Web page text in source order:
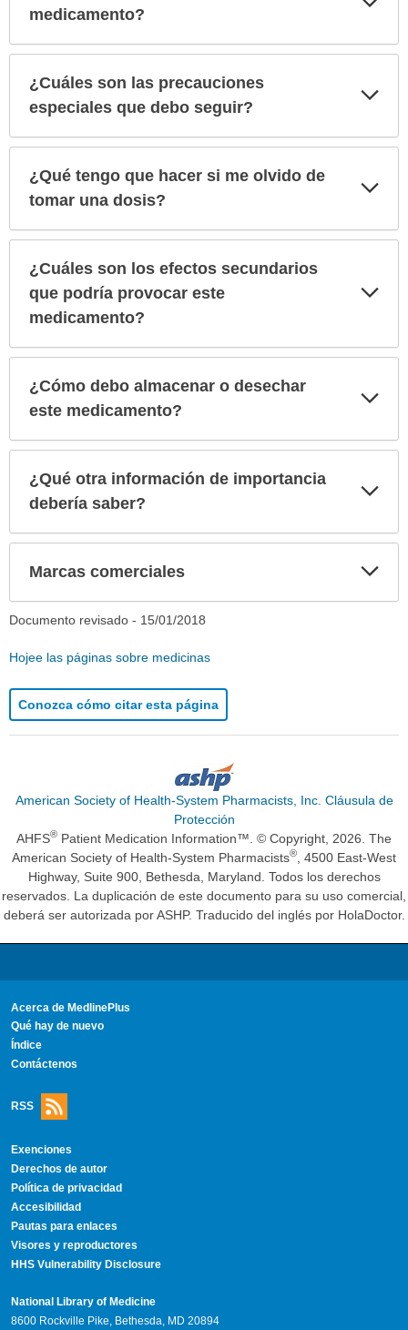
medicamento?
¿Cuáles son las precauciones
especiales que debo seguir?
¿Qué tengo que hacer si me olvido de
tomar una dosis?
¿Cuáles son los efectos secundarios
que podría provocar este
medicamento?
¿Cómo debo almacenar o desechar
este medicamento?
¿Qué otra información de importancia
debería saber?
Marcas comerciales
Documento revisado - 15/01/2018
Hojee las páginas sobre medicinas
Conozca cómo citar esta página
American Society of Health-System Pharmacists, Inc. Cláusula de
Protección
AHFS® Patient Medication Information™. © Copyright, 2026. The
American Society of Health-System Pharmacists®
, 4500 East-West
Highway, Suite 900, Bethesda, Maryland. Todos los derechos
reservados. La duplicación de este documento para su uso comercial,
deberá ser autorizada por ASHP. Traducido del inglés por HolaDoctor.
Acerca de MedlinePlus
Qué hay de nuevo
Índice
Contáctenos
RSS
Exenciones
Derechos de autor
Política de privacidad
Accesibilidad
Pautas para enlaces
Visores y reproductores
HHS Vulnerability Disclosure
National Library of Medicine
8600 Rockville Pike, Bethesda, MD 20894